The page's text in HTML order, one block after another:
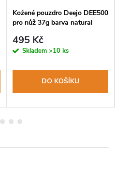
Kožené pouzdro Deejo DEE500
pro nůž 37g barva natural
495 Kč
Skladem >10 ks
DO KOŠÍKU